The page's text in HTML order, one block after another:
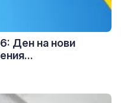
Ден на нови